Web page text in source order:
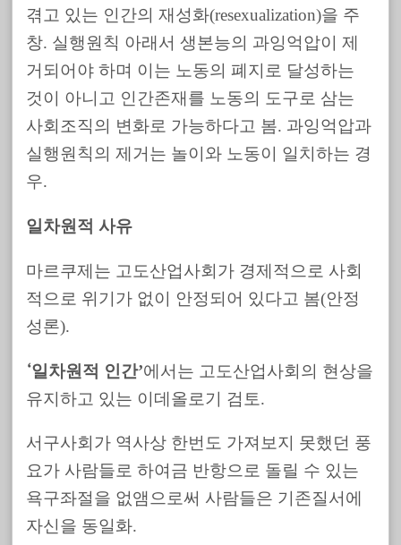
겪고 있는 인간의 재성화(resexualization)을 주
창. 실행원칙 아래서 생본능의 과잉억압이 제
거되어야 하며 이는 노동의 폐지로 달성하는
것이 아니고 인간존재를 노동의 도구로 삼는
사회조직의 변화로 가능하다고 봄. 과잉억압과
실행원칙의 제거는 놀이와 노동이 일치하는 경
우.
일차원적 사유
마르쿠제는 고도산업사회가 경제적으로 사회
적으로 위기가 없이 안정되어 있다고 봄(안정
성론).
‘일차원적 인간’에서는 고도산업사회의 현상을
유지하고 있는 이데올로기 검토.
서구사회가 역사상 한번도 가져보지 못했던 풍
요가 사람들로 하여금 반항으로 돌릴 수 있는
욕구좌절을 없앰으로써 사람들은 기존질서에
자신을 동일화.